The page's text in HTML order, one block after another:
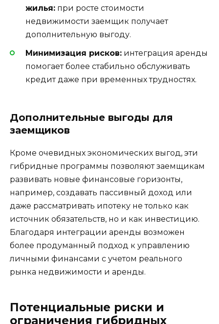
жилья: при росте стоимости
недвижимости заемщик получает
дополнительную выгоду.
Минимизация рисков: интеграция аренды
помогает более стабильно обслуживать
кредит даже при временных трудностях.
Дополнительные выгоды для
заемщиков
Кроме очевидных экономических выгод, эти
гибридные программы позволяют заемщикам
развивать новые финансовые горизонты,
например, создавать пассивный доход или
даже рассматривать ипотеку не только как
источник обязательств, но и как инвестицию.
Благодаря интеграции аренды возможен
более продуманный подход к управлению
личными финансами с учетом реального
рынка недвижимости и аренды.
Потенциальные риски и
ограничения гибридных